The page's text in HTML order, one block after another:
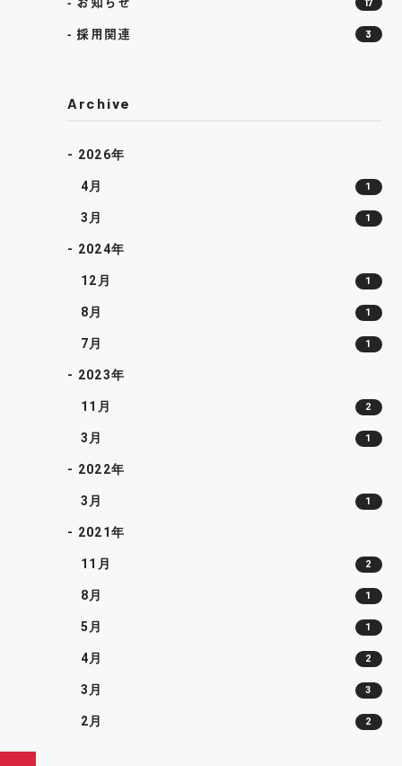
採用関連 3
Archive
- 2026年
4月 1
3月 1
- 2024年
12月 1
8月 1
7月 1
- 2023年
11月 2
3月 1
- 2022年
3月 1
- 2021年
11月 2
8月 1
5月 1
4月 2
3月 3
2月 2